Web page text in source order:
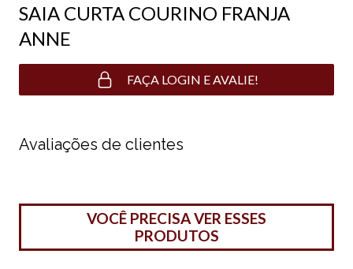
SAIA CURTA COURINO FRANJA
ANNE
FAÇA LOGIN E AVALIE!
Avaliações de clientes
VOCÊ PRECISA VER ESSES
PRODUTOS